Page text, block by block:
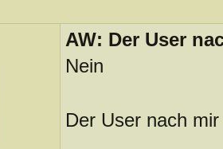
AW: Der User
Nein
Der User nach